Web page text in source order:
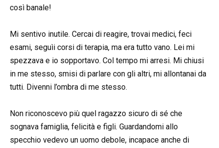
così banale!
Mi sentivo inutile. Cercai di reagire, trovai medici, feci
esami, seguìi corsi di terapia, ma era tutto vano. Lei mi
spezzava e io sopportavo. Col tempo mi arresi. Mi chiusi
in me stesso, smisi di parlare con gli altri, mi allontanai da
tutti. Divenni l’ombra di me stesso.
Non riconoscevo più quel ragazzo sicuro di sé che
sognava famiglia, felicità e figli. Guardandomi allo
specchio vedevo un uomo debole, incapace anche di